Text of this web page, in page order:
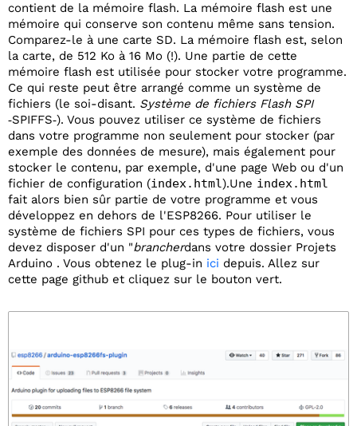
contient de la mémoire flash. La mémoire flash est une
mémoire qui conserve son contenu même sans tension.
Comparez-le à une carte SD. La mémoire flash est, selon
la carte, de 512 Ko à 16 Mo (!). Une partie de cette
mémoire flash est utilisée pour stocker votre programme.
Ce qui reste peut être arrangé comme un système de
fichiers (le soi-disant. Système de fichiers Flash SPI
‑SPIFFS‑). Vous pouvez utiliser ce système de fichiers
dans votre programme non seulement pour stocker (par
exemple des données de mesure), mais également pour
stocker le contenu, par exemple, d'une page Web ou d'un
fichier de configuration (index.html).Une index.html
fait alors bien sûr partie de votre programme et vous
développez en dehors de l'ESP8266. Pour utiliser le
système de fichiers SPI pour ces types de fichiers, vous
devez disposer d'un "brancherdans votre dossier Projets
Arduino . Vous obtenez le plug-in ici depuis. Allez sur
cette page github et cliquez sur le bouton vert.